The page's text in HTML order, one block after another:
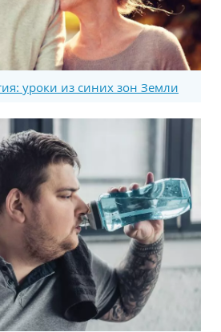
уроки из синих зон Земли